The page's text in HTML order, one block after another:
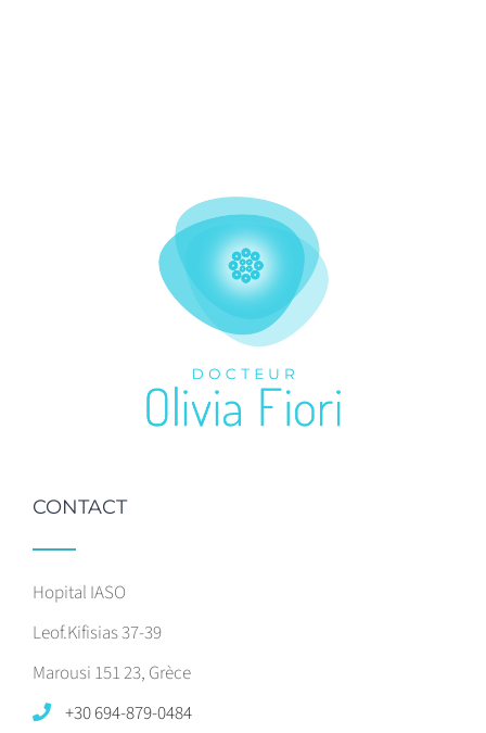
CONTACT
Hopital IASO
Leof.Kifisias 37-39
Marousi 151 23, Grèce
+30 694-879-0484